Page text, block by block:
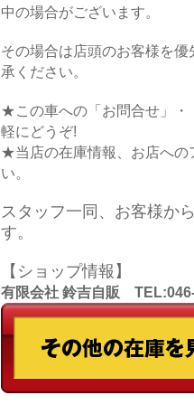
中の場合がございます。
その場合は店頭のお客様を
承ください。
★この車への「お問合せ」・
軽にどうぞ!
★当店の在庫情報、お店への
い。
スタッフ一同、お客様か
す。
【ショップ情報】
有限会社 鈴吉自販